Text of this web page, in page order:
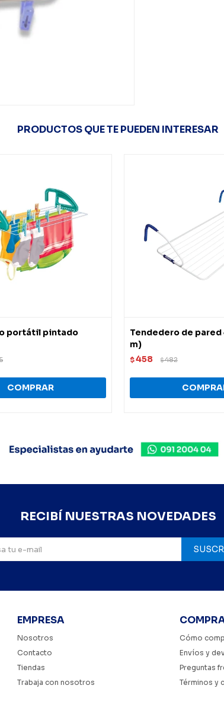
PRODUCTOS QUE TE PUEDEN INTERESAR
portátil pintado
Tendedero de pared
m)
$458 $482
EMPRESA
Nosotros
Contacto
Tiendas
Trabaja con nosotros
Cómo
Envíos y
Preguntas
Términos y
RECIBÍ NUESTRAS NOVEDADES